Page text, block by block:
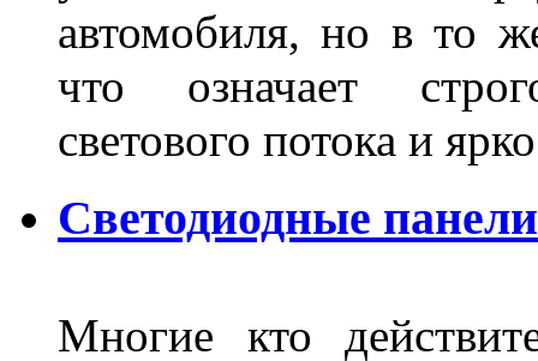
автомобиля, но в то
что означает
светового потока и
Светодиодные
Многие кто